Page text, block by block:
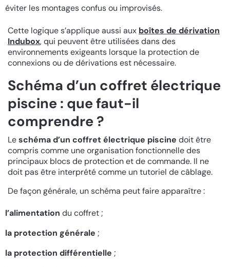
éviter les montages confus ou improvisés.
Cette logique s’applique aussi aux boîtes de dérivation
Indubox, qui peuvent être utilisées dans des
environnements exigeants lorsque la protection de
connexions ou de dérivations est nécessaire.
Schéma d’un coffret électrique
piscine : que faut-il
comprendre ?
Leschéma d’un coffret électrique piscine doit être
compris comme une organisation fonctionnelle des
principaux blocs de protection et de commande. Il ne
doit pas être interprété comme un tutoriel de câblage.
De façon générale, un schéma peut faire apparaître :
l’alimentation du coffret ;
la protection générale ;
la protection différentielle ;